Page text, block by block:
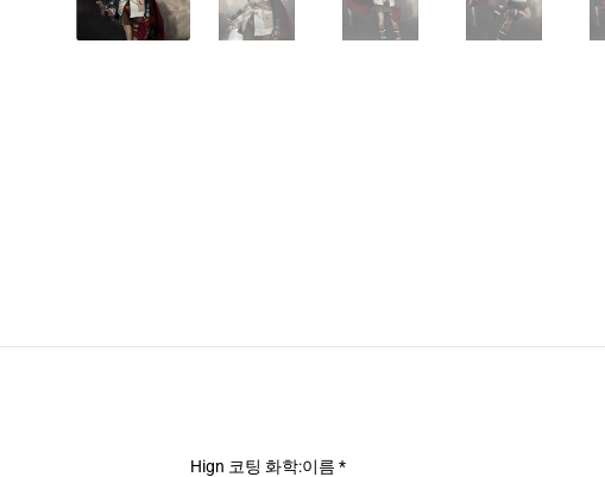
Hign 코팅 화학:이름 *